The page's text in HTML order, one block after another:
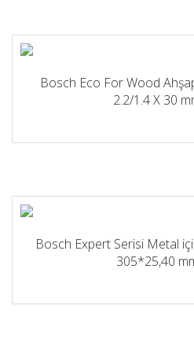
Bosch Eco For Wood
2.2/1.4 X 30
Bosch Expert Serisi Metal
305*25,40